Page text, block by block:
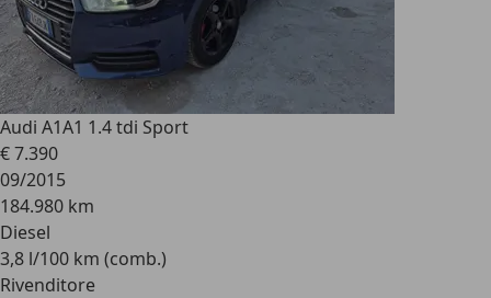
Audi A1A1 1.4 tdi Sport
€ 7.390
09/2015
184.980 km
Diesel
3,8 l/100 km (comb.)
Rivenditore